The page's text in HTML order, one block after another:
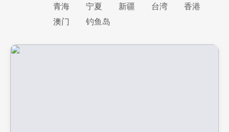
青海
宁夏 新疆 台湾
香港
澳门
钓鱼岛